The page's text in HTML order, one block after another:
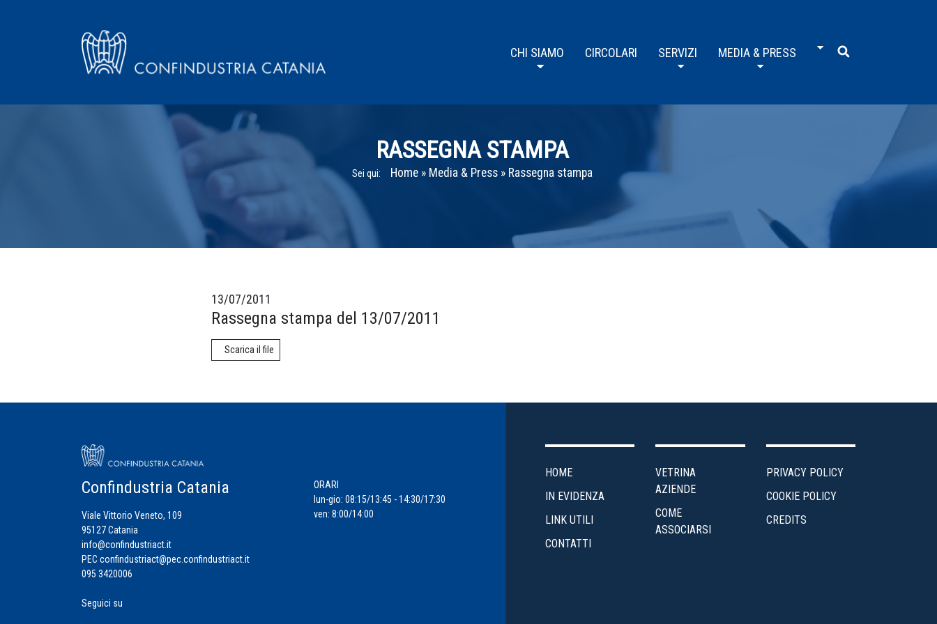
CHI SIAMO CIRCOLARI SERVIZI MEDIA & PRESS
RASSEGNA STAMPA
Sei qui: Home» Media & Press» Rassegna stampa
13/07/2011
Rassegna stampa del 13/07/2011
Scarica il file
Confindustria Catania
Viale Vittorio Veneto, 109
95127 Catania
info@confindustriact.it
PEC confindustriact@pec.confindustriact.it
095 3420006
ORARI
lun-gio: 08:15/13:45 - 14:30/17:30
ven: 8:00/14:00
Seguici su
HOME
IN EVIDENZA
LINK UTILI
CONTATTI
VETRINA
AZIENDE
COME
ASSOCIARSI
PRIVACY POLICY
COOKIE POLICY
CREDITS